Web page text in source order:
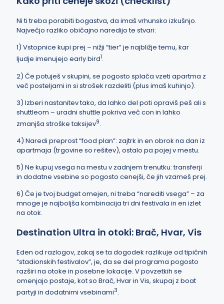
Ni ti treba porabiti bogastva, da imaš vrhunsko izkušnjo.
Največjo razliko običajno naredijo te stvari:
1) Vstopnice kupi prej – nižji “tier” je najbližje temu, kar
ljudje imenujejo early bird1.
2) Če potuješ v skupini, se pogosto splača vzeti apartma z
več posteljami in si strošek razdeliti (plus imaš kuhinjo).
3) Izberi nastanitev tako, da lahko del poti opraviš peš ali s
shuttleom – uradni shuttle pokriva več con in lahko
zmanjša stroške taksijev9.
4) Naredi preprost “food plan”: zajtrk in en obrok na dan iz
apartmaja (trgovine so rešitev), ostalo pa pojej v mestu.
5) Ne kupuj vsega na mestu v zadnjem trenutku: transferji
in dodatne vsebine so pogosto cenejši, če jih vzameš prej.
6) Če je tvoj budget omejen, ni treba “narediti vsega” – za
mnoge je najboljša kombinacija tri dni festivala in en izlet
na otok.
Destination Ultra in otoki: Brač, Hvar, Vis
Eden od razlogov, zakaj se ta dogodek razlikuje od tipičnih
“stadionskih festivalov”, je, da se del programa pogosto
razširi na otoke in posebne lokacije. V povzetkih se
omenjajo postaje, kot so Brač, Hvar in Vis, skupaj z boat
partyji in dodatnimi vsebinami3.